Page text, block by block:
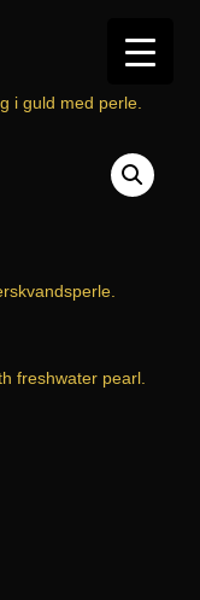
i guld med perle.
freshwater pearl.